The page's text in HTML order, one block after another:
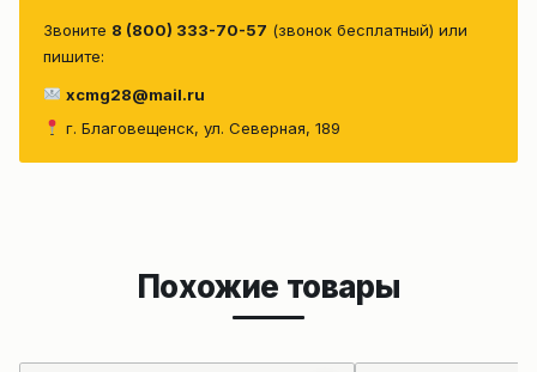
Звоните 8 (800) 333-70-57 (звонок бесплатный) или
пишите:
xcmg28@mail.ru
г. Благовещенск, ул. Северная, 189
Похожие товары